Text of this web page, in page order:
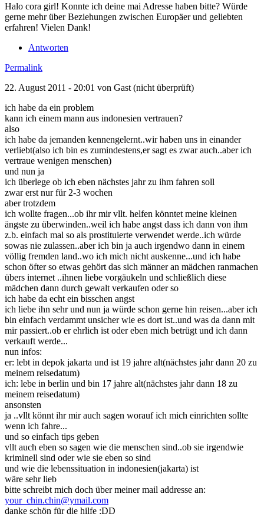
Halo cora girl! Konnte ich deine mai Adresse haben bitte? Würde
gerne mehr über Beziehungen zwischen Europäer und geliebten
erfahren! Vielen Dank!
Antworten
Permalink
22. August 2011 - 20:01 von Gast (nicht überprüft)
ich habe da ein problem
kann ich einem mann aus indonesien vertrauen?
also
ich habe da jemanden kennengelernt..wir haben uns in einander
verliebt(also ich bin es zumindestens,er sagt es zwar auch..aber ich
vertraue wenigen menschen)
und nun ja
ich überlege ob ich eben nächstes jahr zu ihm fahren soll
zwar erst nur für 2-3 wochen
aber trotzdem
ich wollte fragen...ob ihr mir vllt. helfen könntet meine kleinen
ängste zu überwinden..weil ich habe angst dass ich dann von ihm
z.b. einfach mal so als prostituierte verwendet werde..ich würde
sowas nie zulassen..aber ich bin ja auch irgendwo dann in einem
völlig fremden land..wo ich mich nicht auskenne...und ich habe
schon öfter so etwas gehört das sich männer an mädchen ranmachen
übers internet ..ihnen liebe vorgäukeln und schließlich diese
mädchen dann durch gewalt verkaufen oder so
ich habe da echt ein bisschen angst
ich liebe ihn sehr und nun ja würde schon gerne hin reisen...aber ich
bin einfach verdammt unsicher wie es dort ist..und was da dann mit
mir passiert..ob er ehrlich ist oder eben mich betrügt und ich dann
verkauft werde...
nun infos:
er: lebt in depok jakarta und ist 19 jahre alt(nächstes jahr dann 20 zu
meinem reisedatum)
ich: lebe in berlin und bin 17 jahre alt(nächstes jahr dann 18 zu
meinem reisedatum)
ansonsten
ja ..vllt könnt ihr mir auch sagen worauf ich mich einrichten sollte
wenn ich fahre...
und so einfach tips geben
vllt auch eben so sagen wie die menschen sind..ob sie irgendwie
kriminell sind oder wie sie eben so sind
und wie die lebenssituation in indonesien(jakarta) ist
wäre sehr lieb
bitte schreibt mich doch über meiner mail addresse an:
your_chin.chin@ymail.com
danke schön für die hilfe :DD